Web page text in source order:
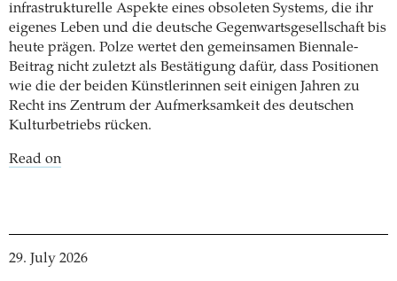
infrastrukturelle Aspekte eines obsoleten Systems, die ihr
eigenes Leben und die deutsche Gegenwartsgesellschaft bis
heute prägen. Polze wertet den gemeinsamen Biennale-
Beitrag nicht zuletzt als Bestätigung dafür, dass Positionen
wie die der beiden Künstlerinnen seit einigen Jahren zu
Recht ins Zentrum der Aufmerksamkeit des deutschen
Kulturbetriebs rücken.
Read on
29. July 2026